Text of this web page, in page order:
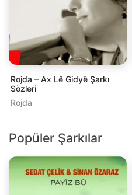
Rojda – Ax Lê Gidyê Şarkı
Sözleri
Rojda
Popüler Şarkılar